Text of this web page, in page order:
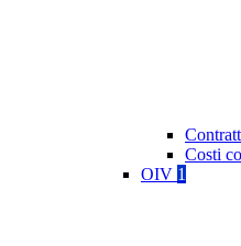
Costi
OIV 1